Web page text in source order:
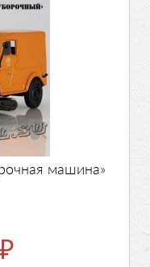
машина»
₽